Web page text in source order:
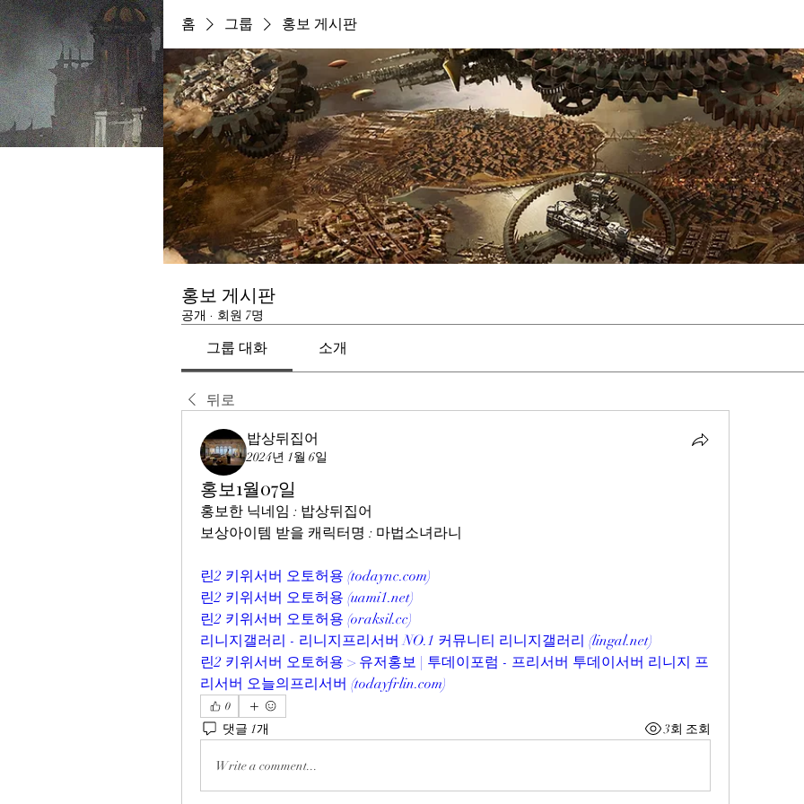
홈 그룹 홍보 게시판
홍보 게시판
공개 · 회원 7명
그룹 대화 소개
뒤로
밥상뒤집어
2024년 1월 6일
홍보1월07일
홍보한 닉네임 : 밥상뒤집어
보상아이템 받을 캐릭터명 : 마법소녀라니
린2 키위서버 오토허용 (todaync.com)
린2 키위서버 오토허용 (uami1.net)
린2 키위서버 오토허용 (oraksil.cc)
리니지갤러리 - 리니지프리서버 NO.1 커뮤니티 리니지갤러리 (lingal.net)
린2 키위서버 오토허용 > 유저홍보 | 투데이포럼 - 프리서버 투데이서버 리니지 프
리서버 오늘의프리서버 (todayfrlin.com)
0
댓글 1개 3회 조회
Write a comment...